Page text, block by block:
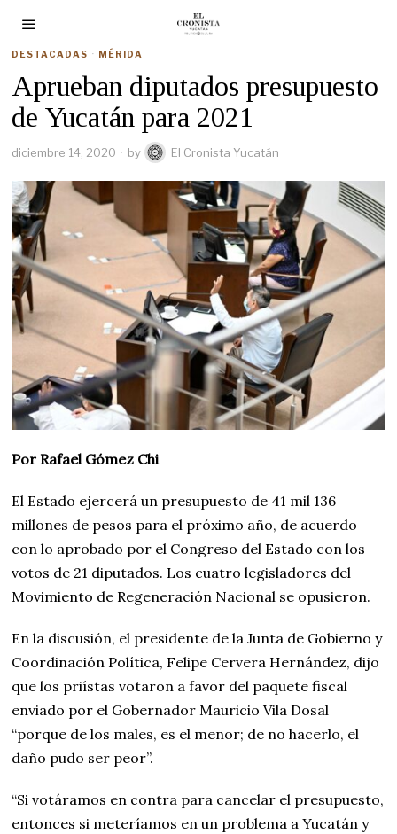
DESTACADAS · MÉRIDA
Aprueban diputados presupuesto
de Yucatán para 2021
diciembre 14, 2020 by El Cronista Yucatán
Por Rafael Gómez Chi
El Estado ejercerá un presupuesto de 41 mil 136
millones de pesos para el próximo año, de acuerdo
con lo aprobado por el Congreso del Estado con los
votos de 21 diputados. Los cuatro legisladores del
Movimiento de Regeneración Nacional se opusieron.
En la discusión, el presidente de la Junta de Gobierno y
Coordinación Política, Felipe Cervera Hernández, dijo
que los priístas votaron a favor del paquete fiscal
enviado por el Gobernador Mauricio Vila Dosal
“porque de los males, es el menor; de no hacerlo, el
daño pudo ser peor”.
“Si votáramos en contra para cancelar el presupuesto,
entonces si meteríamos en un problema a Yucatán y